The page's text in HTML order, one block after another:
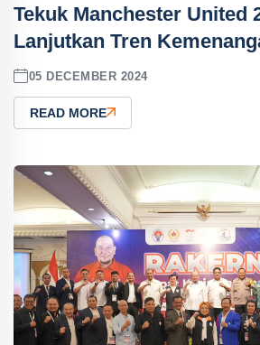
Tekuk Manchester United
Lanjutkan Tren
05 DECEMBER 2024
READ MORE